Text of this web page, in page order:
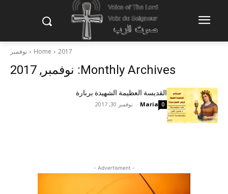
Home 2017 نوفمبر
Monthly Archives: نوفمبر, 2017
القديسة العظيمة الشهيدة بربارة
Maria
- نوفمبر 30, 2017 0
- Advertisment -